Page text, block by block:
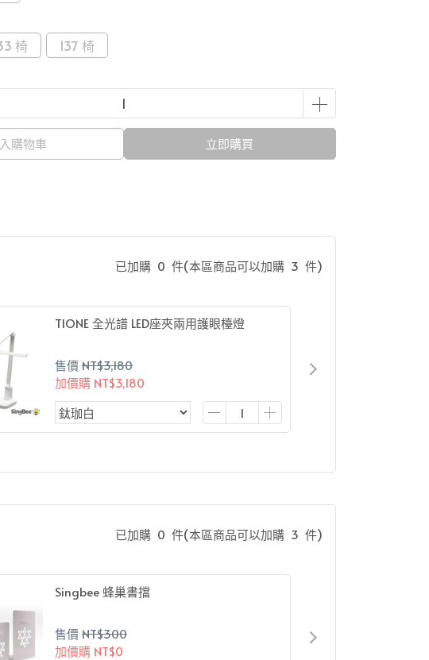
椅 137 椅
購物車 立即購買
已加購 0 件(本區商品可以加購 3 件)
TIONE 全光譜 LED座夾兩用護眼檯燈
售價NT$3,180
加價購 NT$3,180
已加購 0 件(本區商品可以加購 3 件)
Singbee 蜂巢書擋
售價NT$300
加價購 NT$0